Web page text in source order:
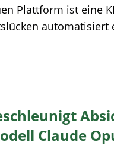
Plattform ist eine
automatisiert
Claude